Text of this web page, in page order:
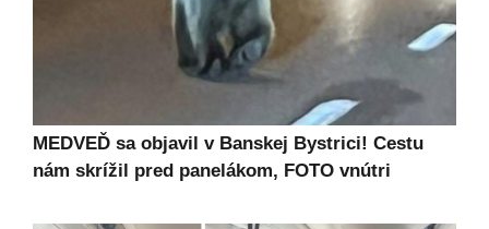
MEDVEĎ sa objavil v Banskej Bystrici! Cestu
nám skrížil pred panelákom, FOTO vnútri